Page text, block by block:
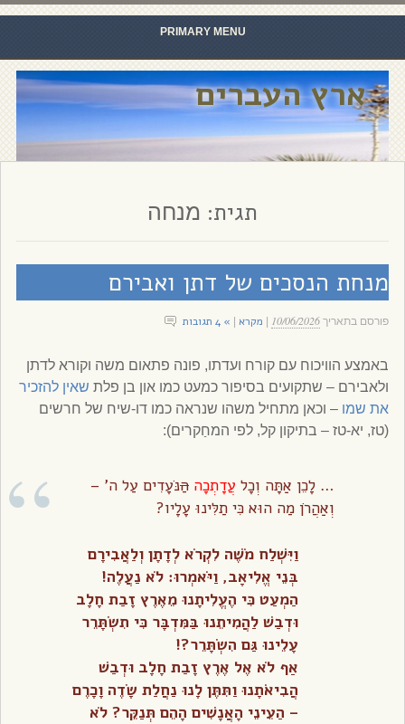
PRIMARY MENU
Skip to content
ארץ העברים
תגית: מנחה
מנחת הנסכים של דתן ואבירם
פורסם בתאריך10/06/2026 מקרא » 4 תגובות
באמצע הוויכוח עם קורח ועדתו, פונה פתאום משה וקורא לדתן
ולאבירם – שתקועים בסיפור כמעט כמו און בן פלת שאין להזכיר
את שמו – וכאן מתחיל משהו שנראה כמו דו-שיח של חרשים
(טז, יא-טז – בתיקון קל, לפי המחַקרים):
… לָכֵן אַתָּה וְכׇל עֲדָתְכָה הַנֹּעָדִים עַל ה’ –
וְאַהֲרֹן מַה הוּא כִּי תַלִּינוּ עָלָיו?
וַיִּשְׁלַח מֹשֶׁה לִקְרֹא לְדָתָן וְלַאֲבִירָם
בְּנֵי אֱלִיאָב, וַיֹּאמְרוּ: לֹא נַעֲלֶה!
הַמְעַט כִּי הֶעֱלִיתָנוּ מֵאֶרֶץ זָבַת חָלָב
וּדְבַשׁ לַהֲמִיתֵנוּ בַּמִּדְבָּר כִּי תִשְׂתָּרֵר
עָלֵינוּ גַּם הִשְׂתָּרֵר?!
אַף לֹא אֶל אֶרֶץ זָבַת חָלָב וּדְבַשׁ
הֲבִיאֹתָנוּ וַתִּתֶּן לָנוּ נַחֲלַת שָׂדֶה וָכָרֶם
– הַעֵינֵי הָאֲנָשִׁים הָהֵם תְּנַקֵּר? לֹא